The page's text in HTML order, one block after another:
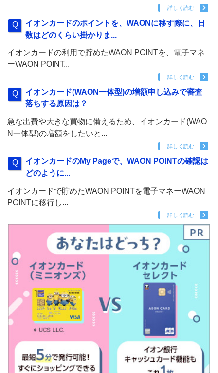
詳しく読む
イオンカードのポイントを、WAONに移す際に、日
数はどのくらい掛かりま...
イオンカードの利用で貯めたWAON POINTを、電子マネ
ーWAON POINT...
詳しく読む
イオンカード(WAON一体型)の増額申し込みで審査
落ちする原因は？
急な出費や大きな買物に備えるため、イオンカード(WAO
N一体型)の増額をしたいと...
詳しく読む
イオンカードのMy Pageで、WAON POINTの確認は
どのように...
イオンカードで貯めたWAON POINTを電子マネーWAON
POINTに移行し...
詳しく読む